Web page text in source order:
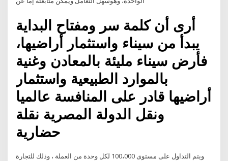
أرى أن كلمة سر ومفتاح البداية
يبدأ من سيناء واستثمار أراضيها،
فأرض سيناء مليئة بالمعادن وغنية
بالموارد الطبيعية واستثمار
أراضيها قادر على المنافسة عالميا
ونقل الدولة المصرية نقلة
حضارية
ويتم التداول على مستوى 100،000 لكل وحدة من العملة ، وذلك للتجارة